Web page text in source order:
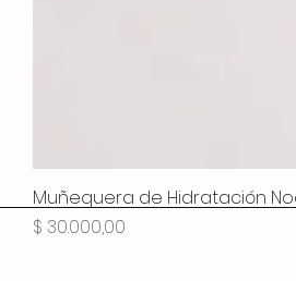
Muñequera de Hidratación
Precio
$ 30.000,00